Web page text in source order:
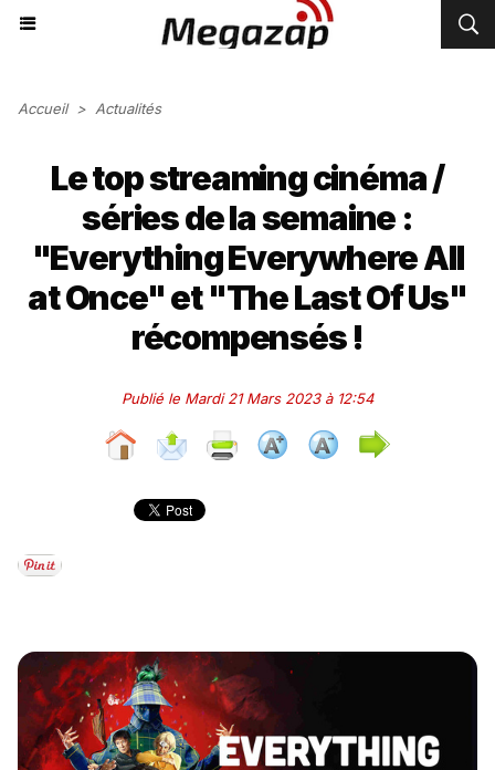
Accueil > Actualités
Le top streaming cinéma /
séries de la semaine :
"Everything Everywhere All
at Once" et "The Last Of Us"
récompensés !
Publié le Mardi 21 Mars 2023 à 12:54